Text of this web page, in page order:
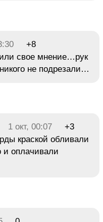
+8
свое мнение…рук
не подрезали…
1 окт, 00:07
+3
краской обливали
оплачивали